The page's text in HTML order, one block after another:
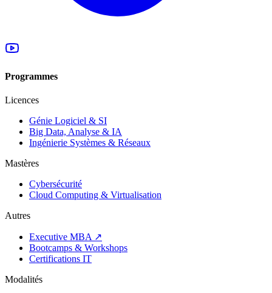
Programmes
Licences
Génie Logiciel & SI
Big Data, Analyse & IA
Ingénierie Systèmes & Réseaux
Mastères
Cybersécurité
Cloud Computing & Virtualisation
Autres
Executive MBA ↗
Bootcamps & Workshops
Certifications IT
Modalités